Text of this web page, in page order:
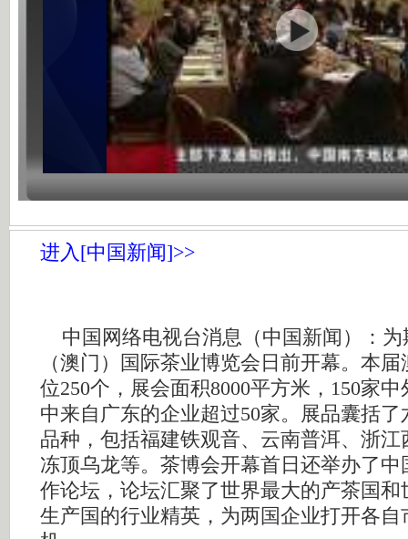
进入[中国新闻]>>
中国网络电视台消息（中国新闻）：为
（澳门）国际茶业博览会日前开幕。本
位250个，展会面积8000平方米，150家
中来自广东的企业超过50家。展品囊括
品种，包括福建铁观音、云南普洱、浙江
冻顶乌龙等。茶博会开幕首日还举办了中
作论坛，论坛汇聚了世界最大的产茶国和
生产国的行业精英，为两国企业打开各自